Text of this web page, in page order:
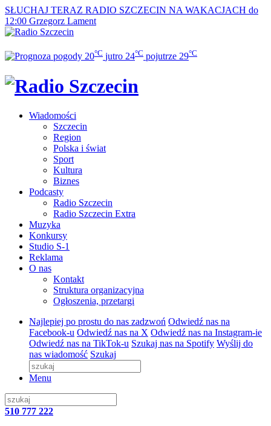
SŁUCHAJ TERAZ RADIO SZCZECIN NA WAKACJACH do
12:00 Grzegorz Lament
20°C jutro 24°C pojutrze 29°C
Wiadomości
Szczecin
Region
Polska i świat
Sport
Kultura
Biznes
Podcasty
Radio Szczecin
Radio Szczecin Extra
Muzyka
Konkursy
Studio S-1
Reklama
O nas
Kontakt
Struktura organizacyjna
Ogłoszenia, przetargi
Najlepiej po prostu do nas zadzwoń Odwiedź nas na
Facebook-u Odwiedź nas na X Odwiedź nas na Instagram-ie
Odwiedź nas na TikTok-u Szukaj nas na Spotify Wyślij do
nas wiadomość Szukaj
Menu
510 777 222